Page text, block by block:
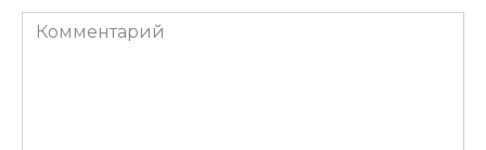
Комментарий